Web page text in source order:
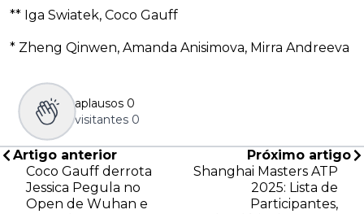
** Iga Swiatek, Coco Gauff
* Zheng Qinwen, Amanda Anisimova, Mirra Andreeva
aplausos 0
visitantes 0
Artigo anterior
Coco Gauff derrota
Jessica Pegula no
Open de Wuhan e
Próximo artigo
Shanghai Masters ATP
2025: Lista de
Participantes,